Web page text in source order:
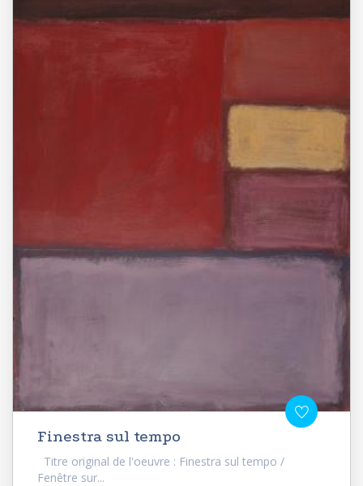
Finestra sul tempo
Titre original de l'oeuvre : Finestra sul tempo /
Fenêtre sur...